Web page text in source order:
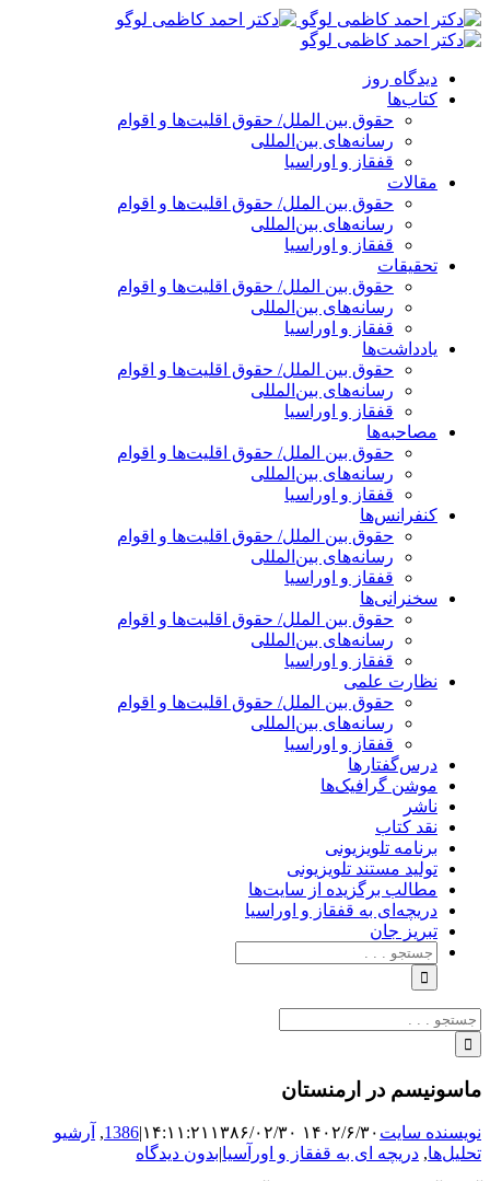
پرش
به
دیدگاه روز
کتاب‌ها
حقوق بین الملل/ حقوق اقلیت‌ها و اقوام
رسانه‌های بین‌المللی
قفقاز و اوراسیا
مقالات
حقوق بین الملل/ حقوق اقلیت‌ها و اقوام
رسانه‌های بین‌المللی
قفقاز و اوراسیا
تحقیقات
حقوق بین الملل/ حقوق اقلیت‌ها و اقوام
رسانه‌های بین‌المللی
قفقاز و اوراسیا
یادداشت‌ها
حقوق بین الملل/ حقوق اقلیت‌ها و اقوام
رسانه‌های بین‌المللی
قفقاز و اوراسیا
مصاحبه‌ها
حقوق بین الملل/ حقوق اقلیت‌ها و اقوام
رسانه‌های بین‌المللی
قفقاز و اوراسیا
کنفرانس‌ها
حقوق بین الملل/ حقوق اقلیت‌ها و اقوام
رسانه‌های بین‌المللی
قفقاز و اوراسیا
سخنرانی‌ها
حقوق بین الملل/ حقوق اقلیت‌ها و اقوام
رسانه‌های بین‌المللی
قفقاز و اوراسیا
نظارت علمی
حقوق بین الملل/ حقوق اقلیت‌ها و اقوام
رسانه‌های بین‌المللی
قفقاز و اوراسیا
درس‌گفتارها
موشن گرافیک‌ها
ناشر
نقد کتاب
برنامه‌ تلویزیونی
تولید مستند تلویزیونی
مطالب برگزیده از سایت‌ها
دریچه‌ای به قفقاز و اوراسیا
تبریزِ جان
جستجو
برای:
جستجو
برای:
ماسونیسم در ارمنستان
نویسنده سایت ۱۴۰۲/۶/۳۰ ۱۴:۱۱:۲۱ ۱۳۸۶/۰۲/۳۰ |
1386
, آرشیو
تحلیل‌ها, دریچه ای به قفقاز و اورآسیا|بدون دیدگاه